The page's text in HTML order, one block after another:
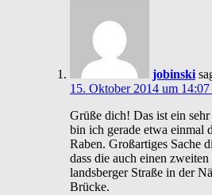
jobinski
15. Oktober 2014 um
Grüße dich! Das ist ein
bin ich gerade etwa einmal
Raben. Großartiges Sache
dass die auch einen
landsberger Straße in der
Brücke.